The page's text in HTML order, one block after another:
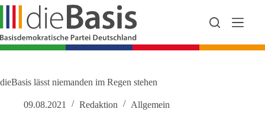
Zum
springen
dieBasis lässt niemanden im Regen stehen
09.08.2021 Redaktion Allgemein